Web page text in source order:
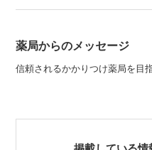
薬局からのメッセージ
信頼されるかかりつけ薬局を目